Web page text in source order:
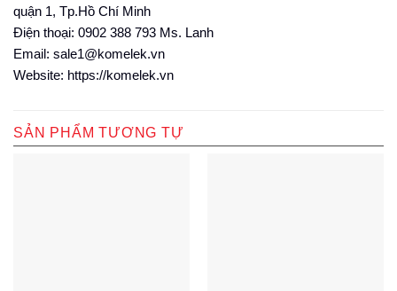
quận 1, Tp.Hồ Chí Minh
Điện thoại: 0902 388 793 Ms. Lanh
Email: sale1@komelek.vn
Website: https://komelek.vn
SẢN PHẨM TƯƠNG TỰ